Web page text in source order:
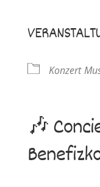
Konzert
🎶